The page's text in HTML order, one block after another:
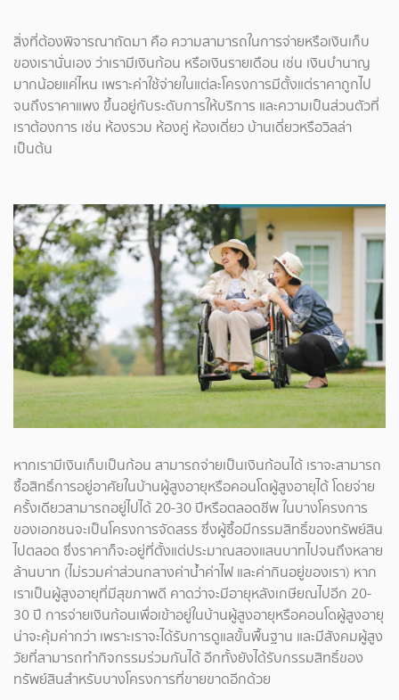
สิ่งที่ต้องพิจารณาถัดมา คือ ความสามารถในการจ่ายหรือเงินเก็บ
ของเรานั่นเอง ว่าเรามีเงินก้อน หรือเงินรายเดือน เช่น เงินบำนาญ
มากน้อยแค่ไหน เพราะค่าใช้จ่ายในแต่ละโครงการมีตั้งแต่ราคาถูกไป
จนถึงราคาแพง ขึ้นอยู่กับระดับการให้บริการ และความเป็นส่วนตัวที่
เราต้องการ เช่น ห้องรวม ห้องคู่ ห้องเดี่ยว บ้านเดี่ยวหรือวิลล่า
เป็นต้น
หากเรามีเงินเก็บเป็นก้อน สามารถจ่ายเป็นเงินก้อนได้ เราจะสามารถ
ซื้อสิทธิ์การอยู่อาศัยในบ้านผู้สูงอายุหรือคอนโดผู้สูงอายุได้ โดยจ่าย
ครั้งเดียวสามารถอยู่ไปได้ 20-30 ปีหรือตลอดชีพ ในบางโครงการ
ของเอกชนจะเป็นโครงการจัดสรร ซึ่งผู้ซื้อมีกรรมสิทธิ์ของทรัพย์สิน
ไปตลอด ซึ่งราคาก็จะอยู่ที่ตั้งแต่ประมาณสองแสนบาทไปจนถึงหลาย
ล้านบาท (ไม่รวมค่าส่วนกลางค่าน้ำค่าไฟ และค่ากินอยู่ของเรา) หาก
เราเป็นผู้สูงอายุที่มีสุขภาพดี คาดว่าจะมีอายุหลังเกษียณไปอีก 20-
30 ปี การจ่ายเงินก้อนเพื่อเข้าอยู่ในบ้านผู้สูงอายุหรือคอนโดผู้สูงอายุ
น่าจะคุ้มค่ากว่า เพราะเราจะได้รับการดูแลขั้นพื้นฐาน และมีสังคมผู้สูง
วัยที่สามารถทำกิจกรรมร่วมกันได้ อีกทั้งยังได้รับกรรมสิทธิ์ของ
ทรัพย์สินสำหรับบางโครงการที่ขายขาดอีกด้วย